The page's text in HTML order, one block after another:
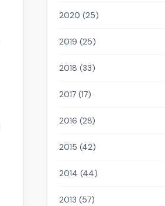
2020 (25)
2019 (25)
2018 (33)
2017 (17)
2016 (28)
2015 (42)
2014 (44)
2013 (57)